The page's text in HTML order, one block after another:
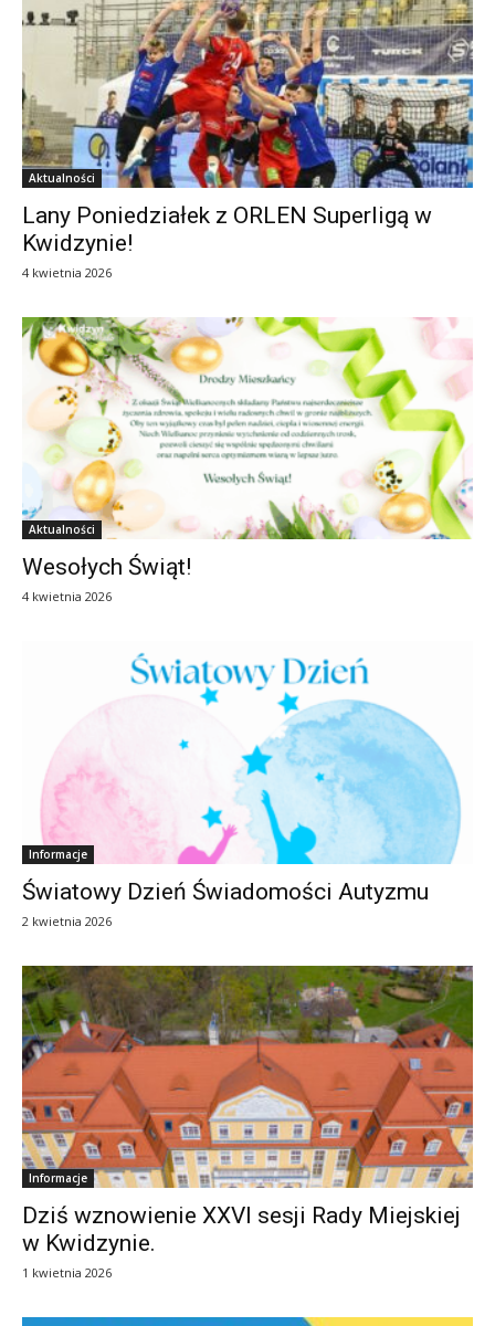
Aktualności
Lany Poniedziałek z ORLEN Superligą w
Kwidzynie!
4 kwietnia 2026
Aktualności
Wesołych Świąt!
4 kwietnia 2026
Informacje
Światowy Dzień Świadomości Autyzmu
2 kwietnia 2026
Informacje
Dziś wznowienie XXVI sesji Rady Miejskiej
w Kwidzynie.
1 kwietnia 2026